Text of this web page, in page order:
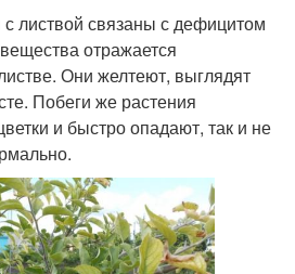
листвой связаны с дефицитом
отражается
Они желтеют, выглядят
Побеги же растения
и быстро опадают, так и не